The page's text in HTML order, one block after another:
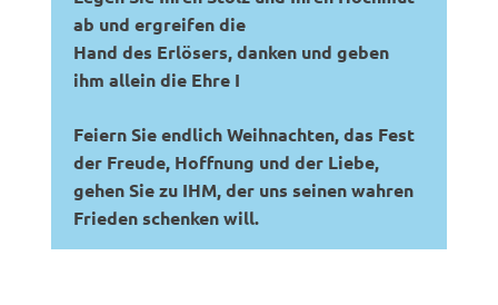
ab und ergreifen die
Hand des Erlösers, danken und geben
ihm allein die Ehre I
Feiern Sie endlich Weihnachten, das Fest
der Freude, Hoffnung und der Liebe,
gehen Sie zu IHM, der uns seinen wahren
Frieden schenken will.